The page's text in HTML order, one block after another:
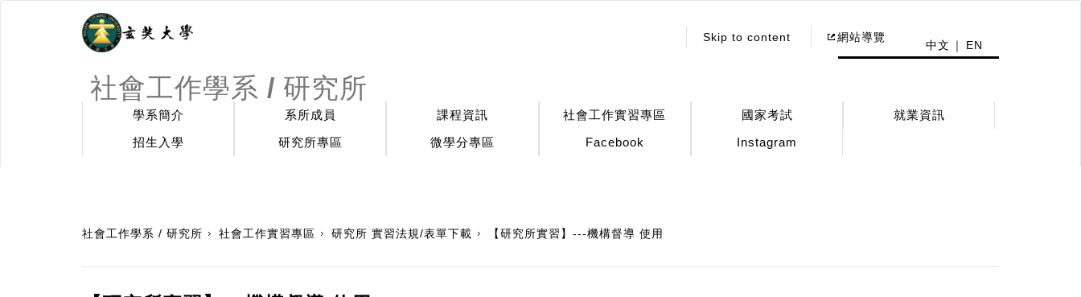
社會工作學系 / 研究所
Skip to content 網站導覽
中文 EN
學系簡介 系所成員 課程資訊 社會工作實習專區 國家考試
就業資訊
招生入學
研究所專區 微學分專區 Facebook Instagram
社會工作學系 / 研究所 社會工作實習專區 研究所 實習法規/表單下載 【研究所實習】---機構督導 使用